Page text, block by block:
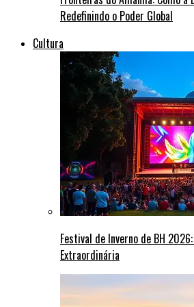
Redefinindo o Poder Global
Cultura
Festival de Inverno de BH
Extraordinária